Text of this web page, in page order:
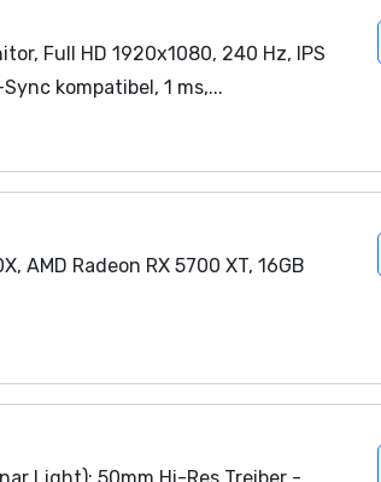
Full HD 1920x1080, 240 Hz, IPS
kompatibel, 1 ms,...
AMD Radeon RX 5700 XT, 16GB
Light): 50mm Hi-Res Treiber -